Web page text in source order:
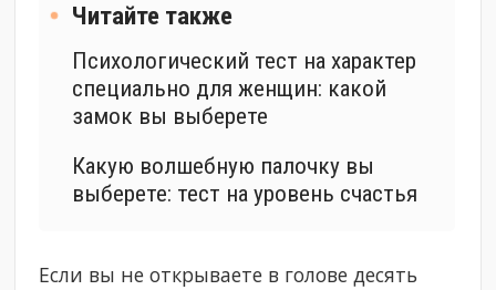
Читайте также
Психологический тест на характер
специально для женщин: какой
замок вы выберете
Какую волшебную палочку вы
выберете: тест на уровень счастья
Если вы не открываете в голове десять